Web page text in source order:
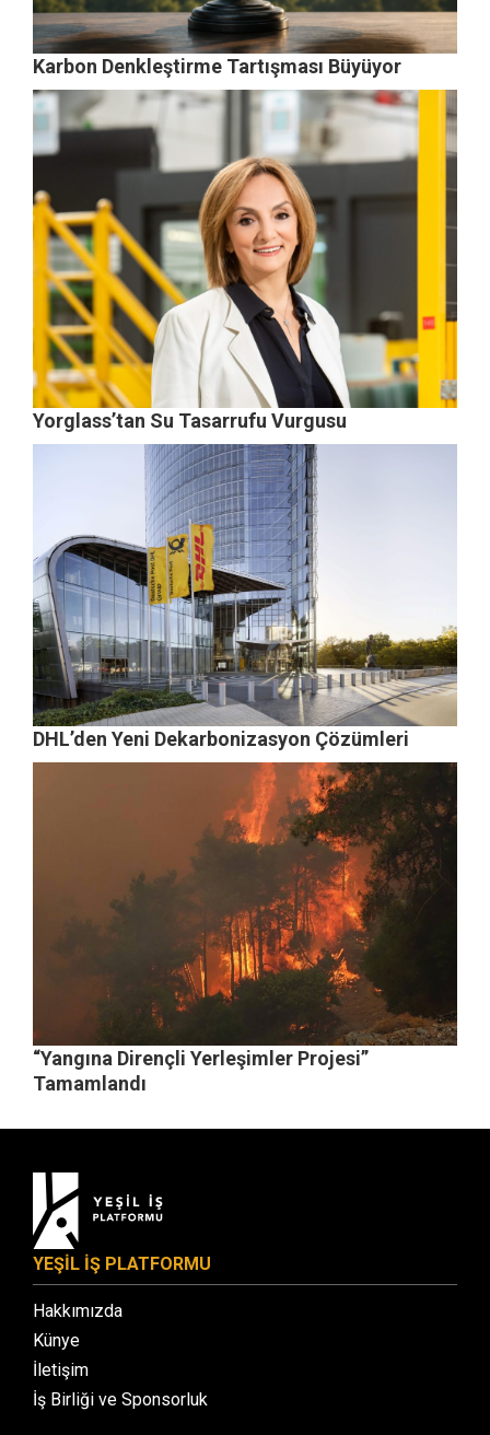
Karbon Denkleştirme Tartışması Büyüyor
Yorglass’tan Su Tasarrufu Vurgusu
DHL’den Yeni Dekarbonizasyon Çözümleri
“Yangına Dirençli Yerleşimler Projesi”
Tamamlandı
YEŞİL İŞ PLATFORMU
Hakkımızda
Künye
İletişim
İş Birliği ve Sponsorluk